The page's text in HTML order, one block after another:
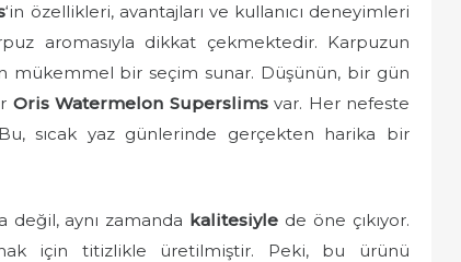
‘in özellikleri, avantajları ve kullanıcı deneyimleri
aromasıyla dikkat çekmektedir. Karpuzun
mükemmel bir seçim sunar. Düşünün, bir gün
Oris Watermelon Superslimsvar. Her nefeste
sıcak yaz günlerinde gerçekten harika bir
değil, aynı zamanda kalitesiyle de öne çıkıyor.
için titizlikle üretilmiştir. Peki, bu ürünü